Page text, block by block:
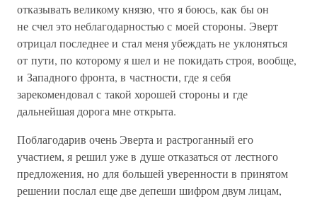
отказывать великому князю, что я боюсь, как бы он
не счел это неблагодарностью с моей стороны. Эверт
отрицал последнее и стал меня убеждать не уклоняться
от пути, по которому я шел и не покидать строя, вообще,
и Западного фронта, в частности, где я себя
зарекомендовал с такой хорошей стороны и где
дальнейшая дорога мне открыта.
Поблагодарив очень Эверта и растроганный его
участием, я решил уже в душе отказаться от лестного
предложения, но для большей уверенности в принятом
решении послал еще две депеши шифром двум лицам,